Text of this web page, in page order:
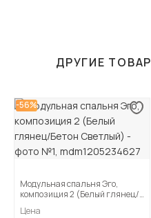
ДРУГИЕ
-56%
Модульная спальня Эго,
композиция 2 (Белый глянец/
Цена